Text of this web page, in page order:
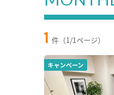
1 件（1/1ページ）
キャンペーン